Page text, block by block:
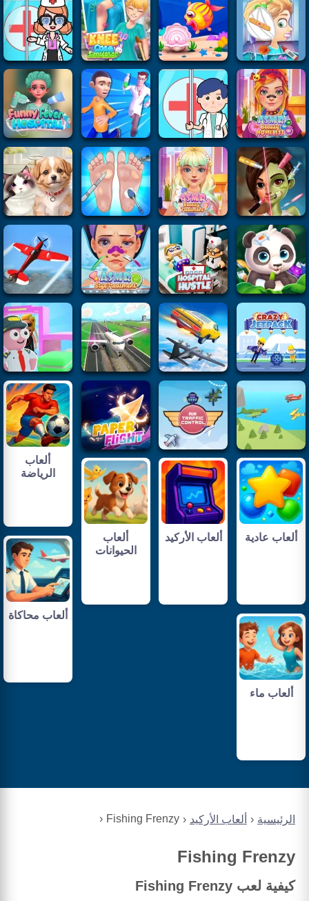
الرئيسية ألعاب الأركيد Fishing Frenzy
Fishing Frenzy
كيفية لعب Fishing Frenzy
ألعاب
الرياضة
ألعاب عادية ألعاب الأركيد
ألعاب
الحيوانات
ألعاب محاكاة
ألعاب ماء